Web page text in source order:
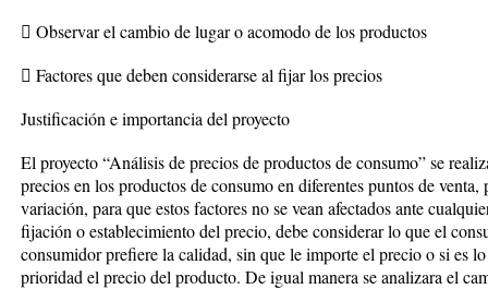
 Observar el cambio de lugar o acomodo de los productos
 Factores que deben considerarse al fijar los precios
Justificación e importancia del proyecto
El proyecto “Análisis de precios de productos de consumo” se
precios en los productos de consumo en diferentes puntos de
variación, para que estos factores no se vean afectados ante
fijación o establecimiento del precio, debe considerar lo que el
consumidor prefiere la calidad, sin que le importe el precio o si es
prioridad el precio del producto. De igual manera se analizara el